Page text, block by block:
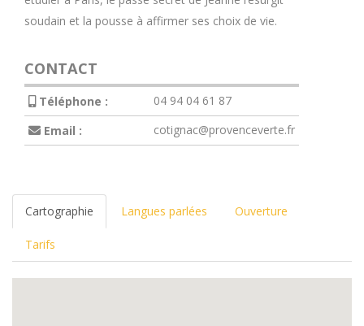
soudain et la pousse à affirmer ses choix de vie.
CONTACT
Téléphone :
04 94 04 61 87
Email :
cotignac@provenceverte.fr
Cartographie Langues parlées Ouverture
Tarifs